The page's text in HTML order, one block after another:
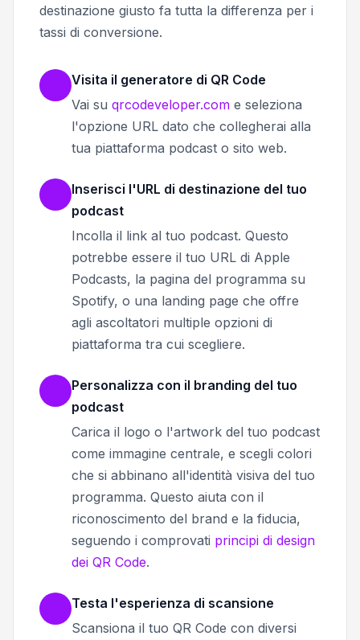
destinazione giusto fa tutta la differenza per i
tassi di conversione.
Visita il generatore di QR Code
Vai su qrcodeveloper.com e seleziona
l'opzione URL dato che collegherai alla
tua piattaforma podcast o sito web.
Inserisci l'URL di destinazione del tuo
podcast
Incolla il link al tuo podcast. Questo
potrebbe essere il tuo URL di Apple
Podcasts, la pagina del programma su
Spotify, o una landing page che offre
agli ascoltatori multiple opzioni di
piattaforma tra cui scegliere.
Personalizza con il branding del tuo
podcast
Carica il logo o l'artwork del tuo podcast
come immagine centrale, e scegli colori
che si abbinano all'identità visiva del tuo
programma. Questo aiuta con il
riconoscimento del brand e la fiducia,
seguendo i comprovati principi di design
dei QR Code.
Testa l'esperienza di scansione
Scansiona il tuo QR Code con diversi